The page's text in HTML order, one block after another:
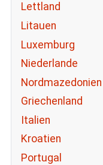
Lettland
Litauen
Luxemburg
Niederlande
Nordmazedonien
Griechenland
Italien
Kroatien
Portugal